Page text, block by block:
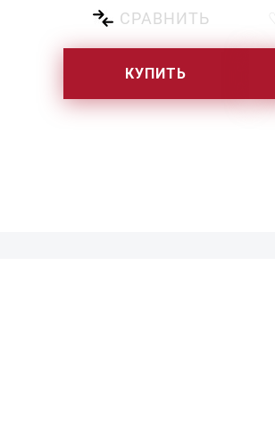
СРАВНИТЬ
КУПИТЬ